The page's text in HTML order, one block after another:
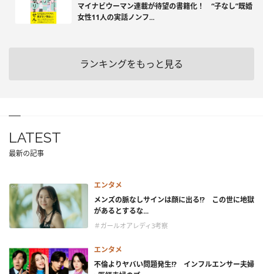
マイナビウーマン連載が待望の書籍化！ “子なし”既婚
女性11人の実話ノンフ...
ランキングをもっと見る
LATEST
最新の記事
エンタメ
メンズの脈なしサインは顔に出る!? この世に地獄
があるとするな...
＃ガールオアレディ3考察
エンタメ
不倫よりヤバい問題発生!? インフルエンサー夫婦